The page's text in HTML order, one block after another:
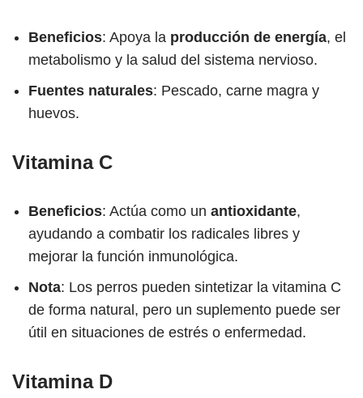
Beneficios: Apoya la producción de energía, el
metabolismo y la salud del sistema nervioso.
Fuentes naturales: Pescado, carne magra y
huevos.
Vitamina C
Beneficios: Actúa como un antioxidante,
ayudando a combatir los radicales libres y
mejorar la función inmunológica.
Nota: Los perros pueden sintetizar la vitamina C
de forma natural, pero un suplemento puede ser
útil en situaciones de estrés o enfermedad.
Vitamina D